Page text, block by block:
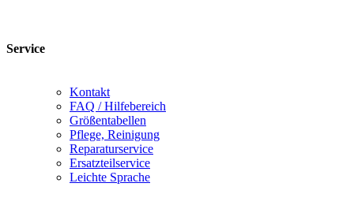
Service
Kontakt
FAQ / Hilfebereich
Größentabellen
Pflege, Reinigung
Reparaturservice
Ersatzteilservice
Leichte Sprache